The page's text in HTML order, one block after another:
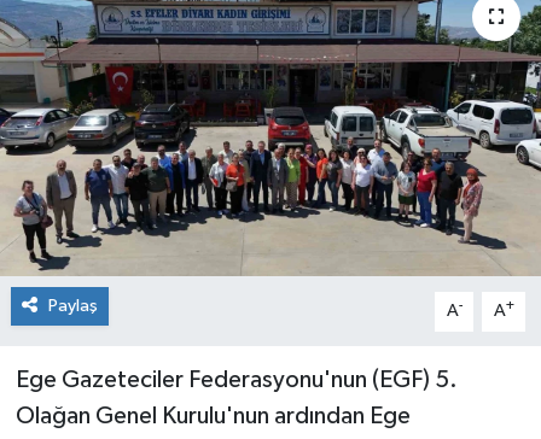
Paylaş A- A+
Ege Gazeteciler Federasyonu'nun (EGF) 5.
Olağan Genel Kurulu'nun ardından Ege